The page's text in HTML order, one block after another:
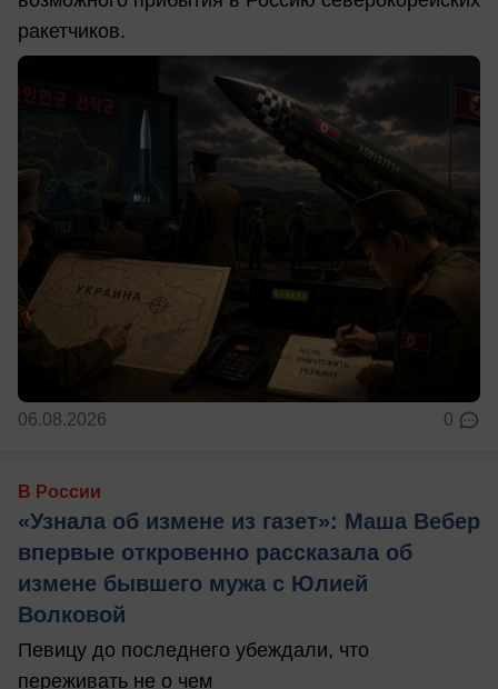
ракетчиков.
06.08.2026 0
В России
«Узнала об измене из газет»: Маша Вебер
впервые откровенно рассказала об
измене бывшего мужа с Юлией
Волковой
Певицу до последнего убеждали, что
переживать не о чем